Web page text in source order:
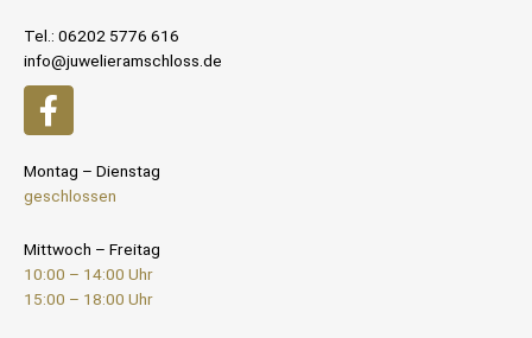
Tel.: 06202 5776 616
info@juwelieramschloss.de
Montag – Dienstag
geschlossen
Mittwoch – Freitag
10:00 – 14:00 Uhr
15:00 – 18:00 Uhr